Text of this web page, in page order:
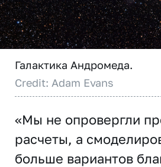
Галактика Андромеда.
Credit: Adam Evans
«Мы не опровергли
расчеты, а
больше вариантов